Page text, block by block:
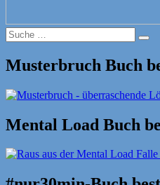
Suche
nach:
Musterbruch Buch
Mental Load Buch